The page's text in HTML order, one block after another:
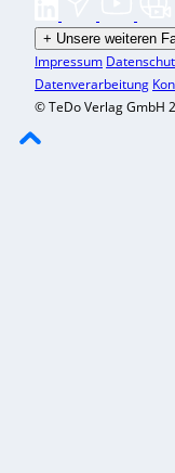
+ Unsere weiteren
Impressum
Datenverarbeitung
© TeDo Verlag GmbH